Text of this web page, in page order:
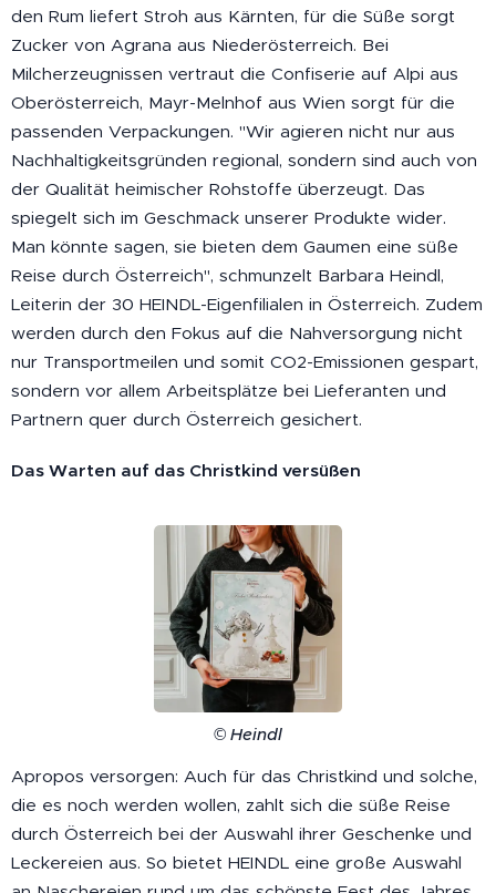
den Rum liefert Stroh aus Kärnten, für die Süße sorgt
Zucker von Agrana aus Niederösterreich. Bei
Milcherzeugnissen vertraut die Confiserie auf Alpi aus
Oberösterreich, Mayr-Melnhof aus Wien sorgt für die
passenden Verpackungen. "Wir agieren nicht nur aus
Nachhaltigkeitsgründen regional, sondern sind auch von
der Qualität heimischer Rohstoffe überzeugt. Das
spiegelt sich im Geschmack unserer Produkte wider.
Man könnte sagen, sie bieten dem Gaumen eine süße
Reise durch Österreich", schmunzelt Barbara Heindl,
Leiterin der 30 HEINDL-Eigenfilialen in Österreich. Zudem
werden durch den Fokus auf die Nahversorgung nicht
nur Transportmeilen und somit CO2-Emissionen gespart,
sondern vor allem Arbeitsplätze bei Lieferanten und
Partnern quer durch Österreich gesichert.
Das Warten auf das Christkind versüßen
© Heindl
Apropos versorgen: Auch für das Christkind und solche,
die es noch werden wollen, zahlt sich die süße Reise
durch Österreich bei der Auswahl ihrer Geschenke und
Leckereien aus. So bietet HEINDL eine große Auswahl